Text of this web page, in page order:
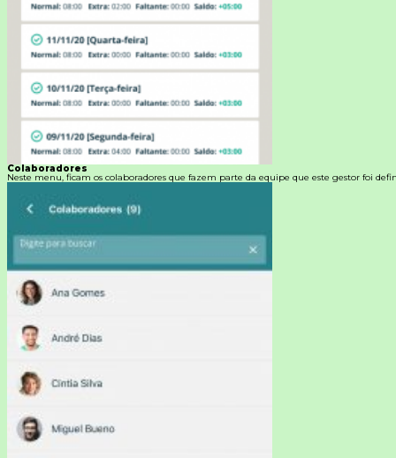
Colaboradores
Neste menu, ficam os colaboradores que fazem parte da equipe que este gestor foi